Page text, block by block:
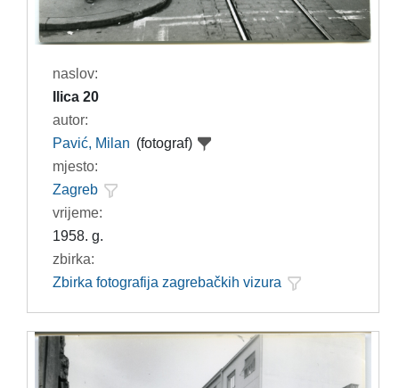
naslov:
Ilica 20
autor:
Pavić, Milan (fotograf)
mjesto:
Zagreb
vrijeme:
1958. g.
zbirka:
Zbirka fotografija zagrebačkih vizura